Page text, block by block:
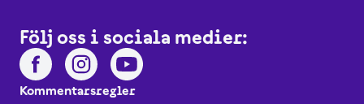
Följ oss i sociala medier:
Kommentarsregler